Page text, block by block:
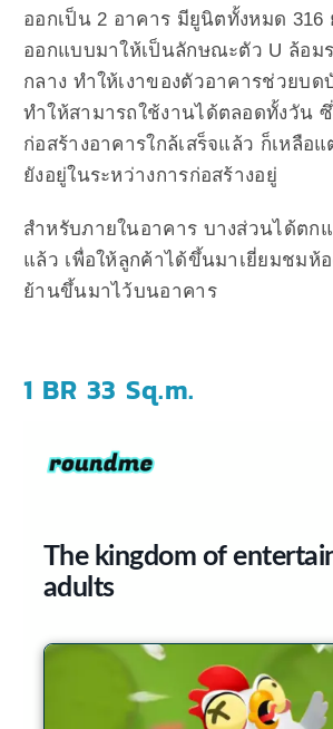
ออกเป็น 2 อาคาร มียูนิตทั้งหมด 316
ออกแบบมาให้เป็นลักษณะตัว U ล้อม
กลาง ทำให้เงาของตัวอาคารช่วยบด
ทำให้สามารถใช้งานได้ตลอดทั้งวัน
ก่อสร้างอาคารใกล้เสร็จแล้ว ก็เหลือ
ยังอยู่ในระหว่างการก่อสร้างอยู่
สำหรับภายในอาคาร บางส่วนได้ตกแ
แล้ว เพื่อให้ลูกค้าได้ขึ้นมาเยี่ยมชมห้
ย้านขึ้นมาไว้บนอาคาร
1 BR 33 Sq.m.